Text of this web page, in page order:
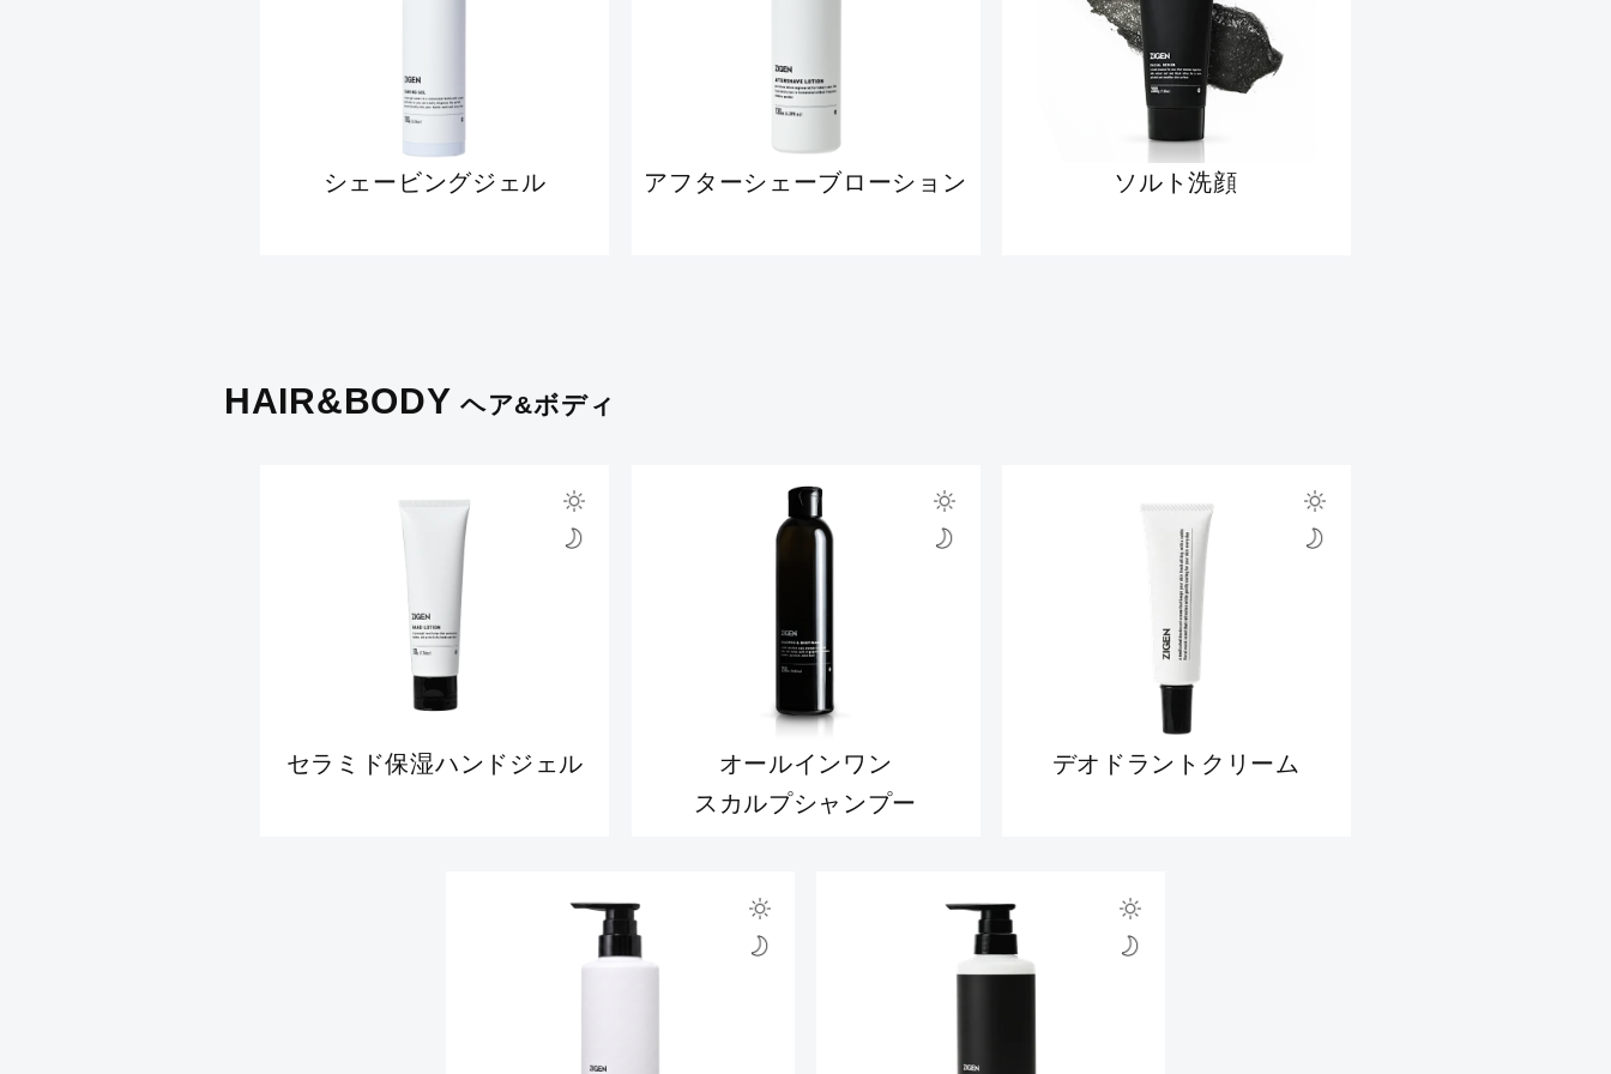
シェービングジェル アフターシェーブローション ソルト洗顔
HAIR&BODY ヘア&ボディ
セラミド保湿ハンドジェル
オールインワン
スカルプシャンプー
デオドラントクリーム